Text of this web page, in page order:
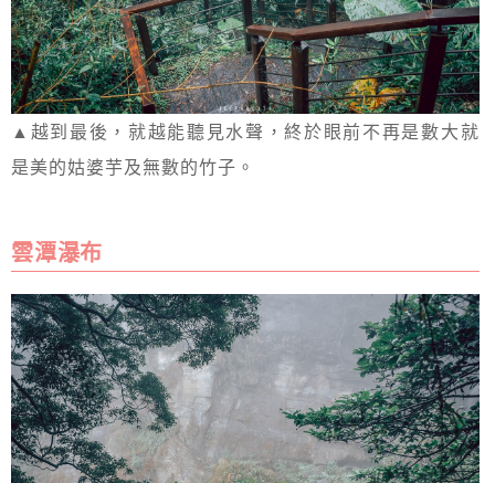
▲越到最後，就越能聽見水聲，終於眼前不再是數大就
是美的姑婆芋及無數的竹子。
雲潭瀑布